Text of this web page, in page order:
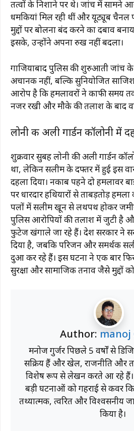
तत्वों के निशाने पर थे। जांच में सामने
धमकियां मिल रही थीं और यूट्यूब चैनल
मुद्दों पर बोलना बंद करने का दबाव
इसके, उन्होंने अपना रुख नहीं बदला।
गाजियाबाद पुलिस की शुरुआती जांच
अचानक नहीं, बल्कि सुनियोजित
आरोप है कि हमलावरों ने काफी समय
नजर रखी और मौके की तलाश के बाद
लोनी की अली गार्डन कॉलोनी में
शुक्रवार सुबह लोनी की अली गार्डन
था, लेकिन सलीम के दफ्तर में हुई इस
दहला दिया। नकाब पहने दो
पर धारदार हथियारों से ताबड़तोड़
पलों में सलीम खून से लथपथ होकर
पुलिस आरोपियों की तलाश में जुटी है
फुटेज खंगाले जा रहे हैं। प्रदेश सरकार ने
दिया है, जबकि परिजन और समर्थक
दुआ कर रहे हैं। इस घटना ने एक बार
सुरक्षा और सामाजिक तनाव जैसे मुद्दों
Author:
मनोज गुर्जर पिछले 5 वर्षों से
सक्रिय हैं और खेल, राजनीति और
विशेष रूप से लेखन करते आ रहे हैं।
बड़ी घटनाओं को गहराई से कवर
तथ्यात्मक, त्वरित और विश्वसनीय
किया है।